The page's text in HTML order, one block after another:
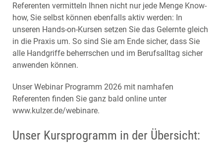
Referenten vermitteln Ihnen nicht nur jede Menge Know-
how, Sie selbst können ebenfalls aktiv werden: In
unseren Hands-on-Kursen setzen Sie das Gelernte gleich
in die Praxis um. So sind Sie am Ende sicher, dass Sie
alle Handgriffe beherrschen und im Berufsalltag sicher
anwenden können.
Unser Webinar Programm 2026 mit namhafen
Referenten finden Sie ganz bald online unter
www.kulzer.de/webinare.
Unser Kursprogramm in der Übersicht: